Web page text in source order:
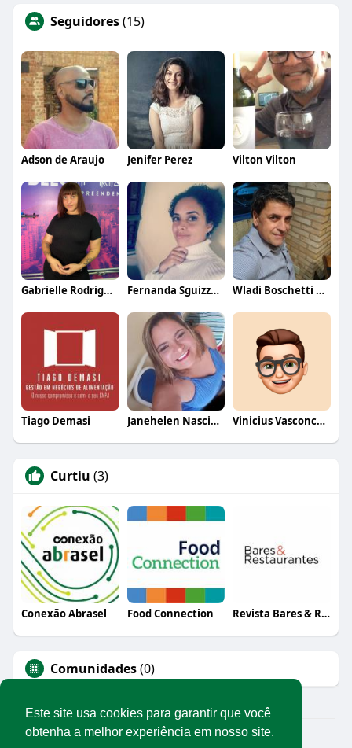
Este site usa cookies para garantir que você
obtenha a melhor experiência em nosso site.
Seguidores(15)
Adson de Araujo Jenifer Perez Vilton Vilton
Gabrielle Rodrigues Fernanda Sguizzato Wladi Boschetti Arquiteto
Tiago Demasi Janehelen Nascimento Vinicius Vasconcelos
Curtiu (3)
Conexão Abrasel Food Connection Revista Bares & Restaurantes
Comunidades(0)
© 2026 Rede Abrasel